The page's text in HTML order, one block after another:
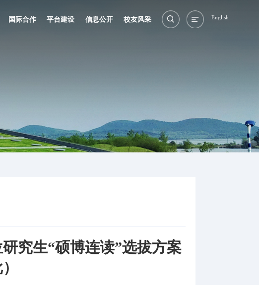
国际合作 平台建设 信息公开 校友风采 English
究生“硕博连读”选拔方案